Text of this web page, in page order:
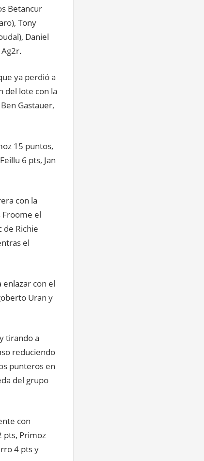
Betancur
Tony
Daniel
ya perdió a
del lote con la
Gastauer,
15 puntos,
6 pts, Jan
con la
Froome el
de Richie
el
enlazar con el
Uran y
tirando a
reduciendo
punteros en
del grupo
con
pts, Primoz
4 pts y